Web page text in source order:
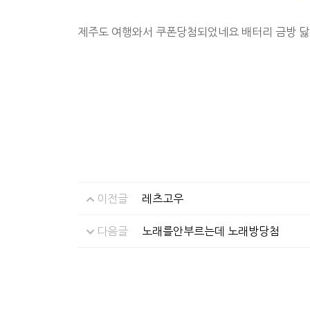
제주도 여행와서 쿠폰당첨되었네요 배터리 금방
이전글 레츠고우
다음글 노래를안부르는데 노래방당첨